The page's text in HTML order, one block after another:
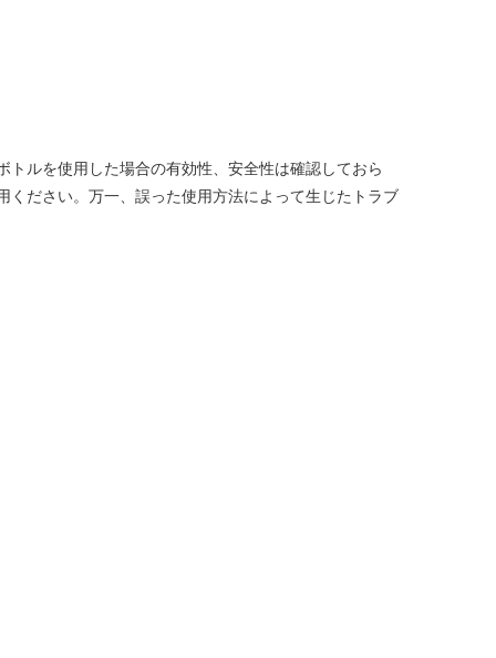
ルを使用した場合の有効性、安全性は確認しておら
ださい。万一、誤った使用方法によって生じたトラブ